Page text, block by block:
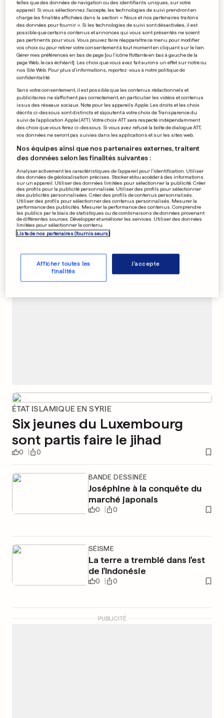
À LUXEMBOURG-VILLE
La police poursuit trois
cambrioleurs
0 0
LÉGISLATIONS EN EUROPE
Le droit à l'IVG ne fait
toujours pas l'unanimité
0
5E CAS DE DOPAGE
Un nouveau coureur d'Astana
contrôlé positif
0 0
PUBLICITÉ
ÉTAT ISLAMIQUE EN SYRIE
Six jeunes du Luxembourg
sont partis faire le jihad
0 0
BANDE DESSINÉE
Joséphine à la conquête du
marché japonais
0 0
SÉISME
La terre a tremblé dans l'est
de l'Indonésie
0 0
PUBLICITÉ
telles que des données de navigation ou des identifiants uniques, sur votre
appareil. Si vous sélectionnez J'accepte, les technologies de suivi prendront en
charge les finalités affichées dans la section « Nous et nos partenaires traitons
des données pour fournir ». Si les technologies de suivi sont désactivées, il est
possible que certains contenus et annonces qui vous sont présentés ne soient
pas pertinents pour vous. Vous pouvez faire réapparaître ce menu pour modifier
vos choix ou pour retirer votre consentement à tout moment en cliquant sur le lien
Gérer mes préférences en bas de page [ou l'icône flottante en bas à gauche de la
page Web, le cas échéant]. Les choix que vous avez fait aurons un effet sur notre ou
nos Site Web. Pour plus d’informations, reportez-vous à notre politique de
confidentialité.
Sans votre consentement, il est possible que les contenus rédactionnels et
publicitaires ne s'affichent pas correctement, en particulier les vidéos et contenus
issus des réseaux sociaux. Note pour les appareils Apple: Les droits et les choix
décrits ci-dessous sont distincts et s'ajoutent à votre choix de Transparence du
suivi de l'application Apple (ATT). Votre choix ATT sera respecté indépendamment
des choix que vous ferez ci-dessous. Si vous avez refusé la boîte de dialogue ATT,
vos données ne seront pas suivies dans les applications et sur les sites web.
Nos équipes ainsi que nos partenaires externes, traitent
des données selon les finalités suivantes :
Analyser activement les caractéristiques de l’appareil pour l’identification. Utiliser
des données de géolocalisation précises. Stocker et/ou accéder à des informations
sur un appareil. Utiliser des données limitées pour sélectionner la publicité. Créer
des profils pour la publicité personnalisée. Utiliser des profils pour sélectionner
des publicités personnalisées. Créer des profils de contenus personnalisés.
Utiliser des profils pour sélectionner des contenus personnalisés. Mesurer la
performance des publicités. Mesurer la performance des contenus. Comprendre
les publics par le biais de statistiques ou de combinaisons de données provenant
de différentes sources. Développer et améliorer les services. Utiliser des données
limitées pour sélectionner le contenu.
Liste de nos partenaires (fournisseurs)
Afficher toutes les
finalités
J'accepte